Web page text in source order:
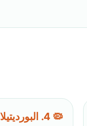
🦠 4. البورديتيلا